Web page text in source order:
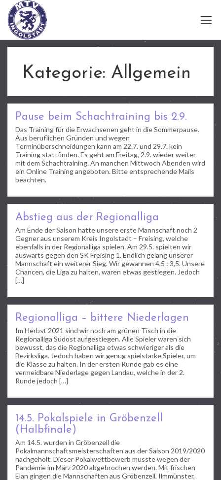
Kategorie: Allgemein
Pause beim Schachtraining bis 2.9.
Das Training für die Erwachsenen geht in die Sommerpause.
Aus beruflichen Gründen und wegen
Terminüberschneidungen kann am 22.7. und 29.7. kein
Training stattfinden. Es geht am Freitag, 2.9. wieder weiter
mit dem Schachtraining. An manchen Mittwoch Abenden wird
ein Online Training angeboten. Bitte entsprechende Mails
beachten.
Abstieg aus der Regionalliga
Am Ende der Saison hatte unsere erste Mannschaft noch 2
Gegner aus unserem Kreis Ingolstadt – Freising, welche
ebenfalls in der Regionalliga spielen. Am 29.5. spielten wir
auswärts gegen den SK Freising 1. Endlich gelang unserer
Mannschaft ein weiterer Sieg. Wir gewannen 4,5 : 3,5. Unsere
Chancen, die Liga zu halten, waren etwas gestiegen. Jedoch
[…]
Regionalliga – bittere Niederlagen
Im Herbst 2021 sind wir noch am grünen Tisch in die
Regionalliga Südost aufgestiegen. Alle Spieler waren sich
bewusst, das die Regionalliga etwas schwieriger als die
Bezirksliga. Jedoch haben wir genug spielstarke Spieler, um
die Klasse zu halten. In der ersten Runde gab es eine
vermeidbare Niederlage gegen Landau, welche in der 2.
Runde jedoch […]
14.5. Pokalspiele in Gröbenzell
(Halbfinale)
Am 14.5. wurden in Gröbenzell die
Pokalmannschaftsmeisterschaften aus der Saison 2019/2020
nachgeholt. Dieser Pokalwettbewerb musste wegen der
Pandemie im März 2020 abgebrochen werden. Mit frischen
Elan gingen die Mannschaften aus Gröbenzell, Ilmmünster,